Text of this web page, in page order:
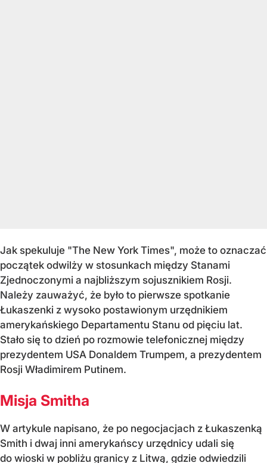
Jak spekuluje "The New York Times", może to oznaczać
początek odwilży w stosunkach między Stanami
Zjednoczonymi a najbliższym sojusznikiem Rosji.
Należy zauważyć, że było to pierwsze spotkanie
Łukaszenki z wysoko postawionym urzędnikiem
amerykańskiego Departamentu Stanu od pięciu lat.
Stało się to dzień po rozmowie telefonicznej między
prezydentem USA Donaldem Trumpem, a prezydentem
Rosji Władimirem Putinem.
Misja Smitha
W artykule napisano, że po negocjacjach z Łukaszenką
Smith i dwaj inni amerykańscy urzędnicy udali się
do wioski w pobliżu granicy z Litwą, gdzie odwiedzili